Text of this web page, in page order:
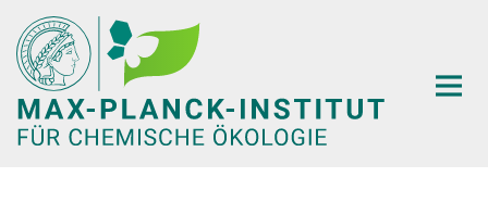
Hauptinhalt